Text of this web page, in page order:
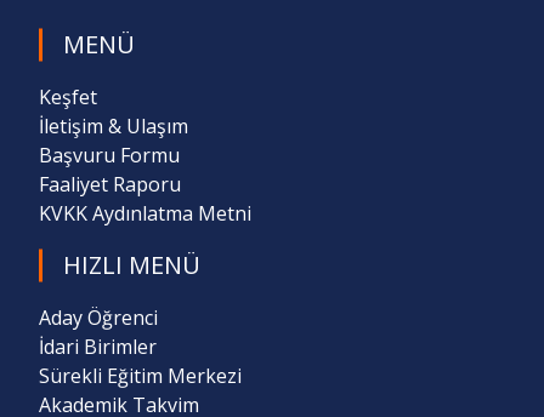
MENÜ
Keşfet
İletişim & Ulaşım
Başvuru Formu
Faaliyet Raporu
KVKK Aydınlatma Metni
HIZLI MENÜ
Aday Öğrenci
İdari Birimler
Sürekli Eğitim Merkezi
Akademik Takvim